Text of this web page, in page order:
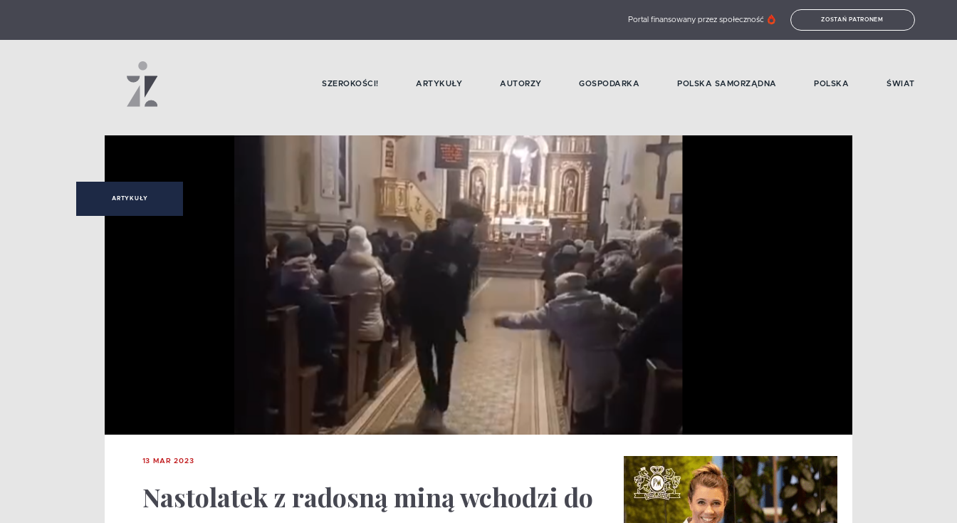
Portal finansowany przez społeczność ZOSTAŃ PATRONEM
SZEROKOŚCI! ARTYKUŁY AUTORZY GOSPODARKA POLSKA SAMORZĄDNA POLSKA ŚWIAT
ARTYKUŁY
13 MAR 2023
Nastolatek z radosną miną wchodzi do